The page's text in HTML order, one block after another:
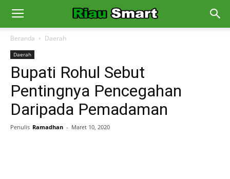
Beranda Daerah
Daerah
Bupati Rohul Sebut
Pentingnya Pencegahan
Daripada Pemadaman
Penulis Ramadhan - Maret 10, 2020